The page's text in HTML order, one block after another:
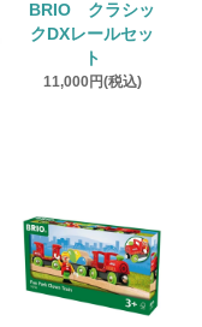
BRIO クラシッ
クDXレールセッ
ト
11,000円(税込)